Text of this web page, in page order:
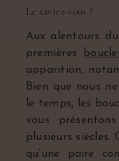
Le saviez-vous ?
Aux alentours
premières
apparition,
Bien que nous
le temps, les
vous
plusieurs
qu’une paire